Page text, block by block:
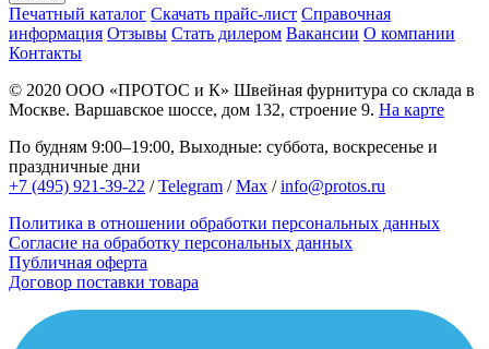
Печатный каталог Скачать прайс-лист Справочная
информация Отзывы Стать дилером Вакансии О компании
Контакты
© 2020 ООО «ПРОТОС и К» Швейная фурнитура со склада в
Москве. Варшавское шоссе, дом 132, строение 9. На карте
По будням 9:00–19:00, Выходные: суббота, воскресенье и
праздничные дни
+7 (495) 921-39-22 /Telegram /Max /info@protos.ru
Политика в отношении обработки персональных данных
Согласие на обработку персональных данных
Публичная оферта
Договор поставки товара